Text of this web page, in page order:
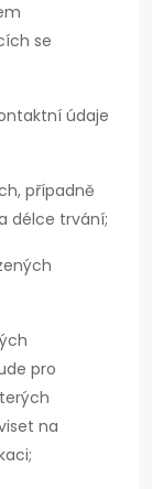
se
údaje
případně
délce trvání;
pro
na